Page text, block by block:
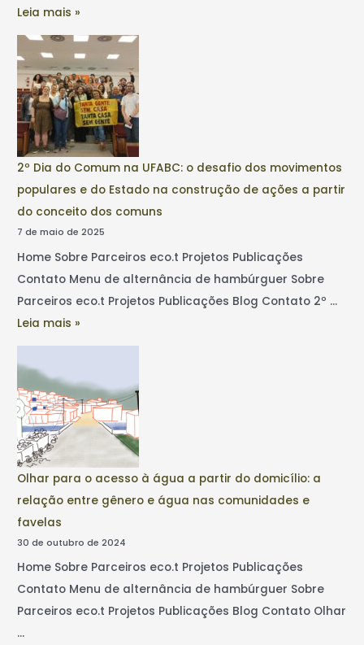
Leia mais »
2º Dia do Comum na UFABC: o desafio dos movimentos
populares e do Estado na construção de ações a partir
do conceito dos comuns
7 de maio de 2025
Home Sobre Parceiros eco.t Projetos Publicações
Contato Menu de alternância de hambúrguer Sobre
Parceiros eco.t Projetos Publicações Blog Contato 2º …
Leia mais »
Olhar para o acesso à água a partir do domicílio: a
relação entre gênero e água nas comunidades e
favelas
30 de outubro de 2024
Home Sobre Parceiros eco.t Projetos Publicações
Contato Menu de alternância de hambúrguer Sobre
Parceiros eco.t Projetos Publicações Blog Contato Olhar
…